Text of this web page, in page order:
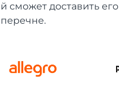
сможет доставить его